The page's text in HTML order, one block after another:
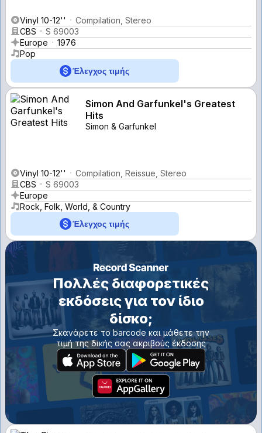
Vinyl 10-12''
Compilation, Stereo
CBS
S 69003
Europe
1976
Pop
Έλεγχος τιμής
Simon And Garfunkel's Greatest
Hits
Simon & Garfunkel
Vinyl 10-12''
Compilation, Reissue, Stereo
CBS
S 69003
Europe
Rock, Folk, World, & Country
Έλεγχος τιμής
Πολλές διαφορετικές
εκδόσεις για τον ίδιο
δίσκο;
Σκανάρετε το barcode και μάθετε την
τιμή της δικής σας ακριβούς έκδοσης